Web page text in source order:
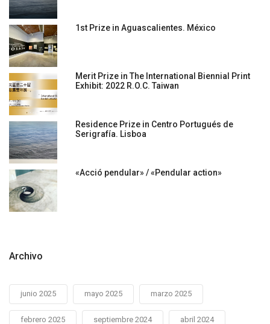
1st Prize in Aguascalientes. México
Merit Prize in The International Biennial Print
Exhibit: 2022 R.O.C. Taiwan
Residence Prize in Centro Portugués de
Serigrafía. Lisboa
«Acció pendular» / «Pendular action»
Archivo
junio 2025 mayo 2025 marzo 2025
febrero 2025 septiembre 2024 abril 2024